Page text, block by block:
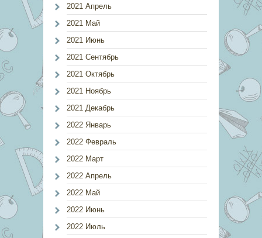
2021 Апрель
2021 Май
2021 Июнь
2021 Сентябрь
2021 Октябрь
2021 Ноябрь
2021 Декабрь
2022 Январь
2022 Февраль
2022 Март
2022 Апрель
2022 Май
2022 Июнь
2022 Июль